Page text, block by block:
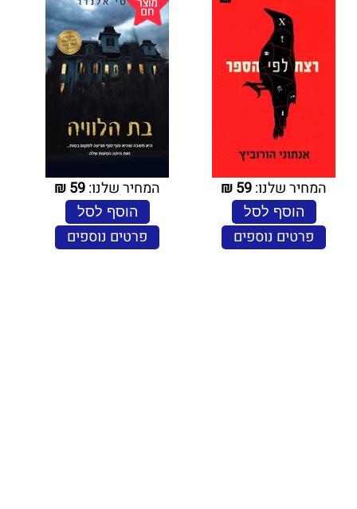
המחיר שלנו:59
₪
הוסף לסל
פרטים נוספים
המחיר שלנו:59
₪
הוסף לסל
פרטים נוספים